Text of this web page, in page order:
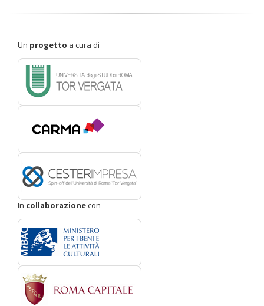
Un progetto a cura di
In collaborazionecon